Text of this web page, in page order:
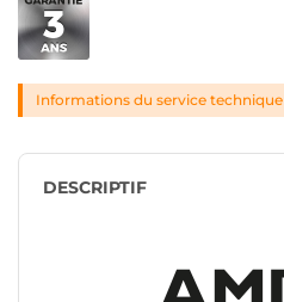
Informations du service technique
DESCRIPTIF